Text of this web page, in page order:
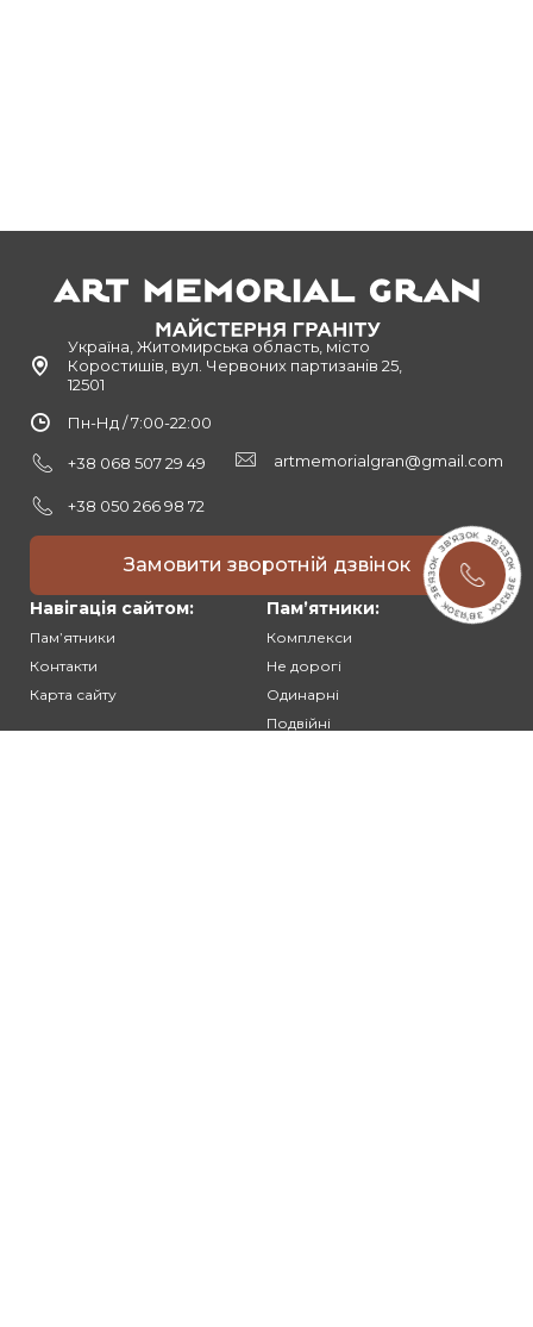
Україна, Житомирська область, місто
Коростишів, вул. Червоних партизанів 25,
12501
Пн-Нд / 7:00-22:00
+38 068 507 29 49
+38 050 266 98 72
artmemorialgran@gmail.com
Замовити зворотній дзвінок
Навігація сайтом:
Памʼятники
Контакти
Карта сайту
Памʼятники:
Комплекси
Не дорогі
Одинарні
Подвійні